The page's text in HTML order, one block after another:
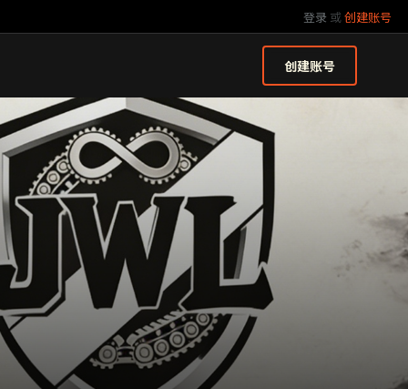
登录 或创建账号
创建账号